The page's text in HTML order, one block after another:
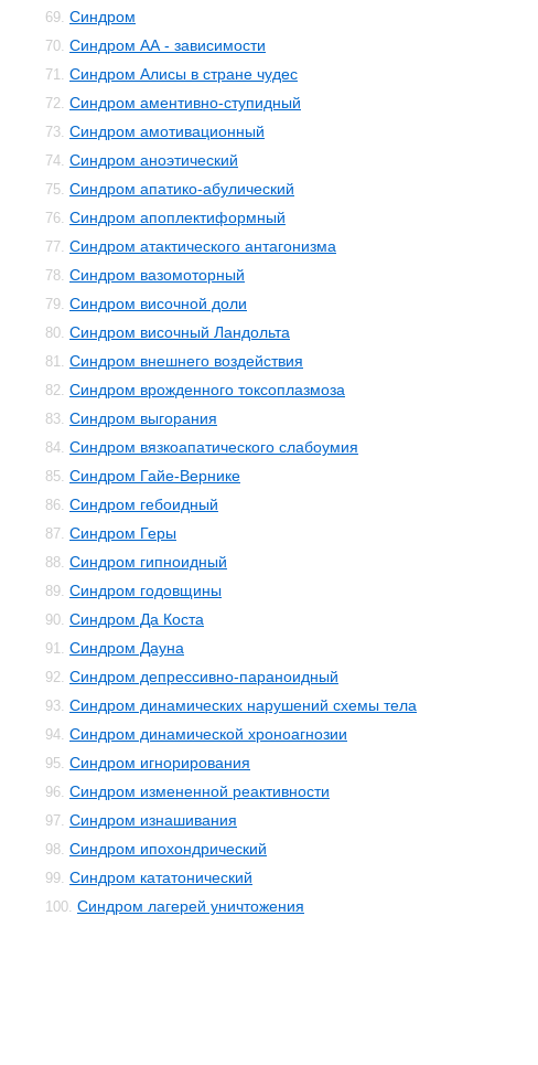
69. Синдром
70. Синдром АА - зависимости
71. Синдром Алисы в стране чудес
72. Синдром аментивно-ступидный
73. Синдром амотивационный
74. Синдром аноэтический
75. Синдром апатико-абулический
76. Синдром апоплектиформный
77. Синдром атактического антагонизма
78. Синдром вазомоторный
79. Синдром височной доли
80. Синдром височный Ландольта
81. Синдром внешнего воздействия
82. Синдром врожденного токсоплазмоза
83. Синдром выгорания
84. Синдром вязкоапатического слабоумия
85. Синдром Гайе-Вернике
86. Синдром гебоидный
87. Синдром Геры
88. Синдром гипноидный
89. Синдром годовщины
90. Синдром Да Коста
91. Синдром Дауна
92. Синдром депрессивно-параноидный
93. Синдром динамических нарушений схемы тела
94. Синдром динамической хроноагнозии
95. Синдром игнорирования
96. Синдром измененной реактивности
97. Синдром изнашивания
98. Синдром ипохондрический
99. Синдром кататонический
100. Синдром лагерей уничтожения